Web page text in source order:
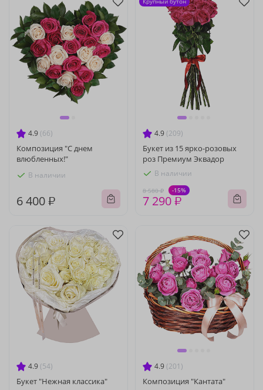
4.9 (66)
Композиция "С днем
влюбленных!"
В наличии
6 400 ₽
4.9 (209)
Букет из 15 ярко-розовых
роз Премиум Эквадор
В наличии
8 580 ₽ -15%
7 290 ₽
4.9 (54)
Букет "Нежная классика"
4.9 (201)
Композиция "Кантата"